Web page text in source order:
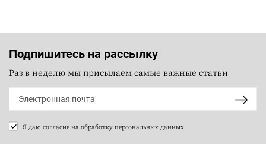
Подпишитесь на рассылку
Раз в неделю мы присылаем самые важные статьи
Я даю согласие на обработку персональных данных